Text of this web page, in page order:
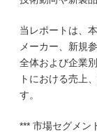
当レポートは、
メーカー、新規
全体および企業
トにおける売上
す。
*** 市場セグメン